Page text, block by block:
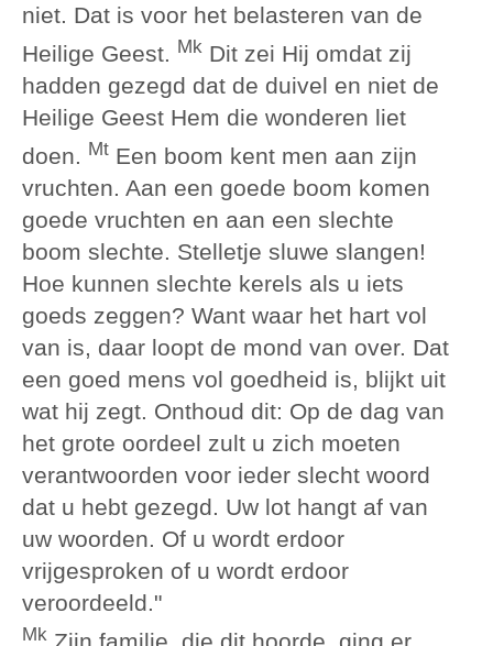
niet. Dat is voor het belasteren van de
Heilige Geest. Mk Dit zei Hij omdat zij
hadden gezegd dat de duivel en niet de
Heilige Geest Hem die wonderen liet
doen. Mt Een boom kent men aan zijn
vruchten. Aan een goede boom komen
goede vruchten en aan een slechte
boom slechte. Stelletje sluwe slangen!
Hoe kunnen slechte kerels als u iets
goeds zeggen? Want waar het hart vol
van is, daar loopt de mond van over. Dat
een goed mens vol goedheid is, blijkt uit
wat hij zegt. Onthoud dit: Op de dag van
het grote oordeel zult u zich moeten
verantwoorden voor ieder slecht woord
dat u hebt gezegd. Uw lot hangt af van
uw woorden. Of u wordt erdoor
vrijgesproken of u wordt erdoor
veroordeeld."
Mk Zijn familie, die dit hoorde, ging er